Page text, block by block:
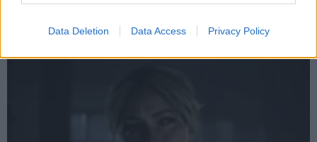
Data Deletion Data Access Privacy Policy
Egy szivárgás szerint a Firesprite dolgozhat a folytatáson.